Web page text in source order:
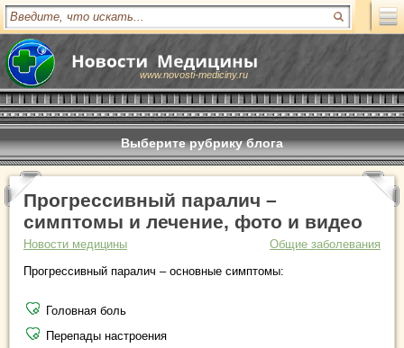
www.novosti-mediciny.ru
Выберите рубрику блога
Прогрессивный паралич –
симптомы и лечение, фото и видео
Новости медицины
Общие заболевания
Прогрессивный паралич – основные симптомы:
Головная боль
Перепады настроения